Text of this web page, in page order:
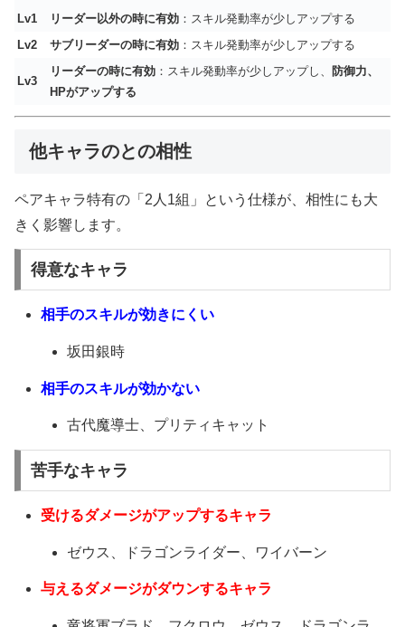
Lv1 リーダー以外の時に有効 ：スキル発動率が少しアップする
Lv2
サブリーダーの時に有効 ：スキル発動率が少しアップする
Lv3
リーダーの時に有効 ：スキル発動率が少しアップし、 防御力、
HPがアップする
他キャラのとの相性
ペアキャラ特有の「2人1組」という仕様が、相性にも大
きく影響します。
得意なキャラ
相手のスキルが効きにくい
坂田銀時
相手のスキルが効かない
古代魔導士、プリティキャット
苦手なキャラ
受けるダメージがアップするキャラ
ゼウス、ドラゴンライダー、ワイバーン
与えるダメージがダウンするキャラ